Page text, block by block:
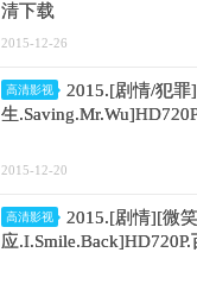
清下载
2015-12-26
高清影视
2015.[剧情/犯
生
2015-12-20
高清影视
2015.[剧情][微
应